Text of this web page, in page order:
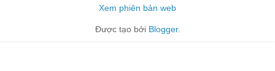
Xem phiên bản web
Được tạo bởi Blogger.